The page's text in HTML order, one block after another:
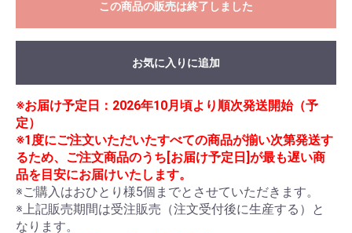
この商品の販売は終了しました
お気に入りに追加
※お届け予定日：2026年10月頃より順次発送開始（予
定）
※1度にご注文いただいたすべての商品が揃い次第発送す
るため、ご注文商品のうち[お届け予定日]が最も遅い商
品を目安にお届けいたします。
※ご購入はおひとり様5個までとさせていただきます。
※上記販売期間は受注販売（注文受付後に生産する）と
なります。